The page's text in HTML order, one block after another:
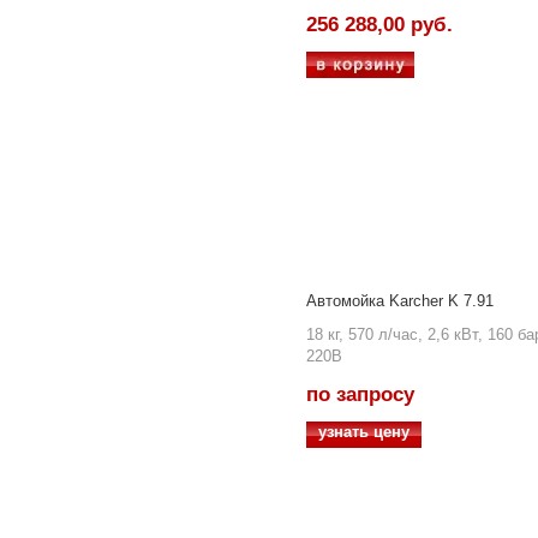
256 288,00 руб.
Автомойка Karcher K 7.91
18 кг, 570 л/час, 2,6 кВт, 160
220В
по запросу
узнать цену